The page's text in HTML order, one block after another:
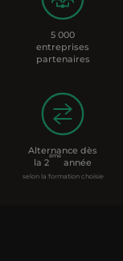
5 000
entreprises
partenaires
Alternance dès
la 2
ème
année
selon la formation choisie